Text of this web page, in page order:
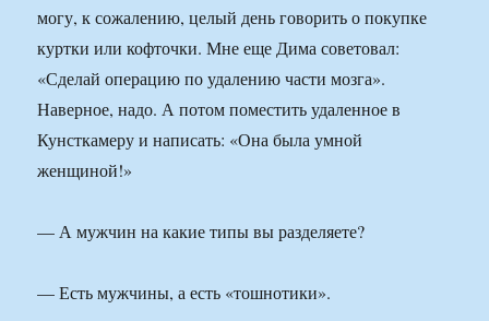
могу, к сожалению, целый день говорить о покупке
куртки или кофточки. Мне еще Дима советовал:
«Сделай операцию по удалению части мозга».
Наверное, надо. А потом поместить удаленное в
Кунсткамеру и написать: «Она была умной
женщиной!»
— А мужчин на какие типы вы разделяете?
— Есть мужчины, а есть «тошнотики».